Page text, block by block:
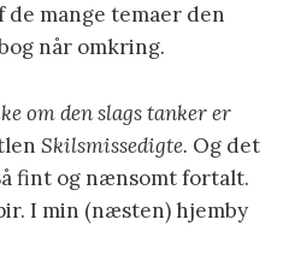
mange temaer den
når omkring.
om den slags tanker er
Skilsmissedigte. Og det
fint og nænsomt fortalt.
I min (næsten) hjemby